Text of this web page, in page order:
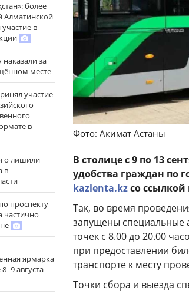
более
Алматинской
в
наказали за
месте
участие
в
лишили
в
проспекту
частично
ярмарка
августа
Фото: Акимат Астаны
В столице с 9 по 13
удобства граждан по
kazlenta.kzсо ссылкой
Так, во время
запущены специальные
точек с 8.00 до 20.00
при предоставлении
транспорте к месту
Точки сбора и выезда